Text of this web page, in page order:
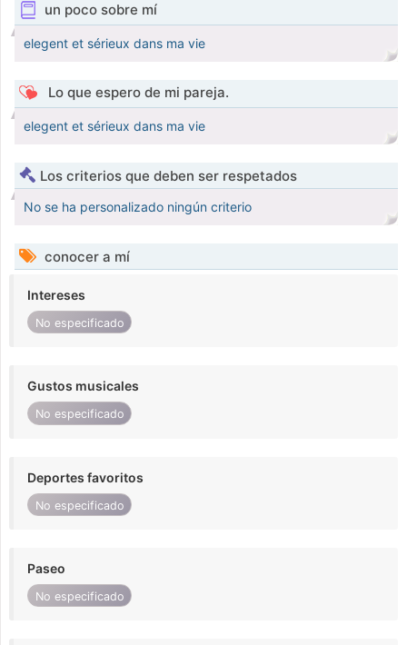
un poco sobre mí
elegent et sérieux dans ma vie
Lo que espero de mi pareja.
elegent et sérieux dans ma vie
Los criterios que deben ser respetados
No se ha personalizado ningún criterio
conocer a mí
Intereses
No especificado
Gustos musicales
No especificado
Deportes favoritos
No especificado
Paseo
No especificado